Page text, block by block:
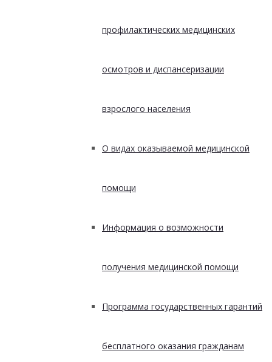
профилактических медицинских
осмотров и диспансеризации
взрослого населения
О видах оказываемой медицинской
помощи
Информация о возможности
получения медицинской помощи
Программа государственных гарантий
бесплатного оказания гражданам